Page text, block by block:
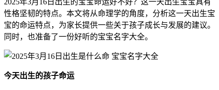
性格坚韧的特点。本文将从命理学的角度，分析这一天出生宝
宝的命运特点，为家长提供一些关于孩子成长与发展的建议。
同时，也准备了一份好听的宝宝名字大全。
今天出生的孩子命运